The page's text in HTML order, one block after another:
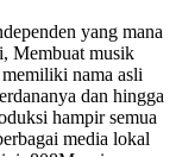
yang mana
Membuat musik
nama asli
dan hingga
hampir semua
media lokal